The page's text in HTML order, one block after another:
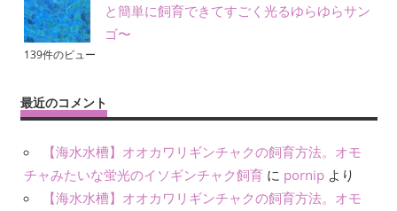
と簡単に飼育できてすごく光るゆらゆらサン
ゴ〜
139件のビュー
最近のコメント
【海水水槽】オオカワリギンチャクの飼育方法。オモ
チャみたいな蛍光のイソギンチャク飼育 に pornip より
【海水水槽】オオカワリギンチャクの飼育方法。オモ